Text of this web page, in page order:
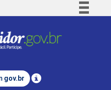
Comunica BR
Legislação
gov.br